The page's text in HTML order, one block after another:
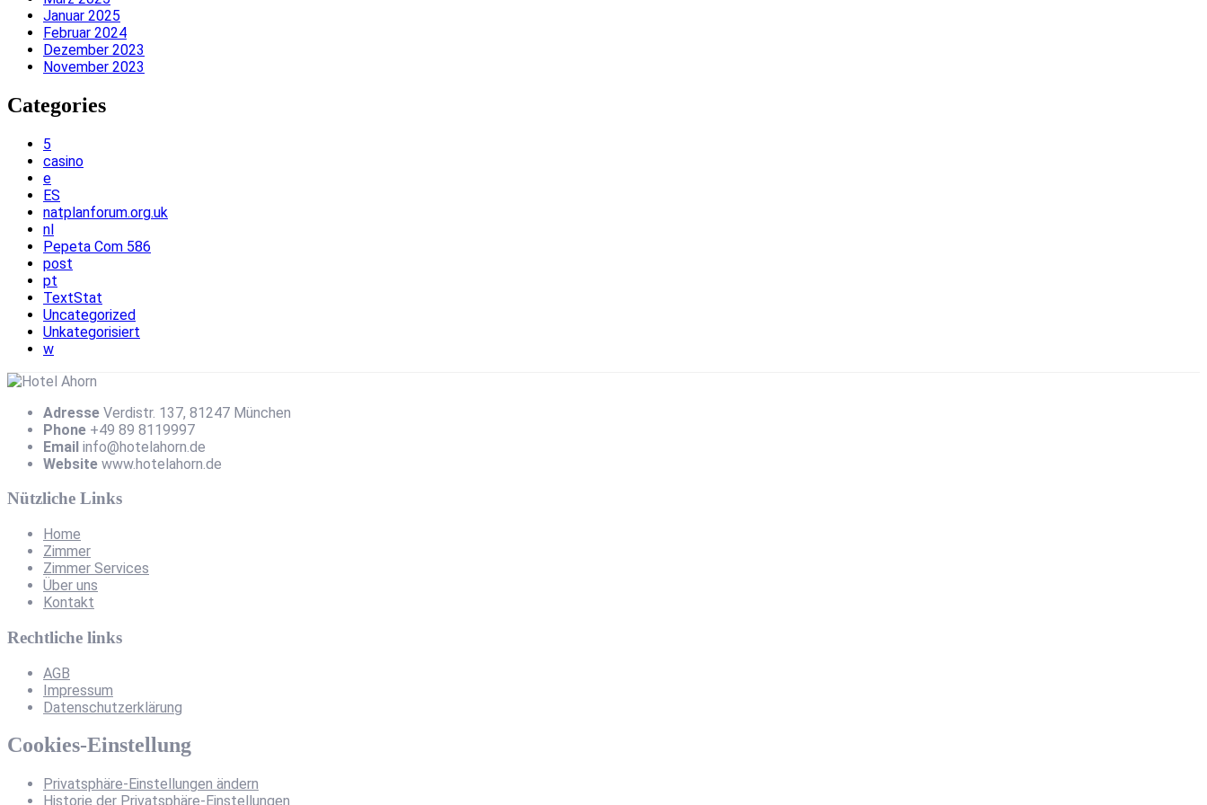
Januar 2025
Februar 2024
Dezember 2023
November 2023
Categories
5
casino
e
ES
natplanforum.org.uk
nl
Pepeta Com 586
post
pt
TextStat
Uncategorized
Unkategorisiert
w
Adresse Verdistr. 137, 81247 München
Phone +49 89 8119997
Email info@hotelahorn.de
Website www.hotelahorn.de
Nützliche Links
Home
Zimmer
Zimmer Services
Über uns
Kontakt
Rechtliche links
AGB
Impressum
Datenschutzerklärung
Cookies-Einstellung
Privatsphäre-Einstellungen ändern
Historie der Privatsphäre-Einstellungen